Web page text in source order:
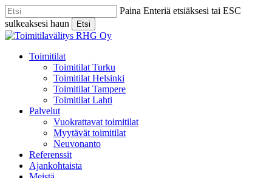
Skip
to
main
content
Paina Enteriä etsiäksesi tai ESC
sulkeaksesi haun
Etsi
Close
Menu
Toimitilat
Toimitilat Turku
Toimitilat Helsinki
Toimitilat Tampere
Toimitilat Lahti
Palvelut
Vuokrattavat toimitilat
Myytävät toimitilat
Neuvonanto
Referenssit
Ajankohtaista